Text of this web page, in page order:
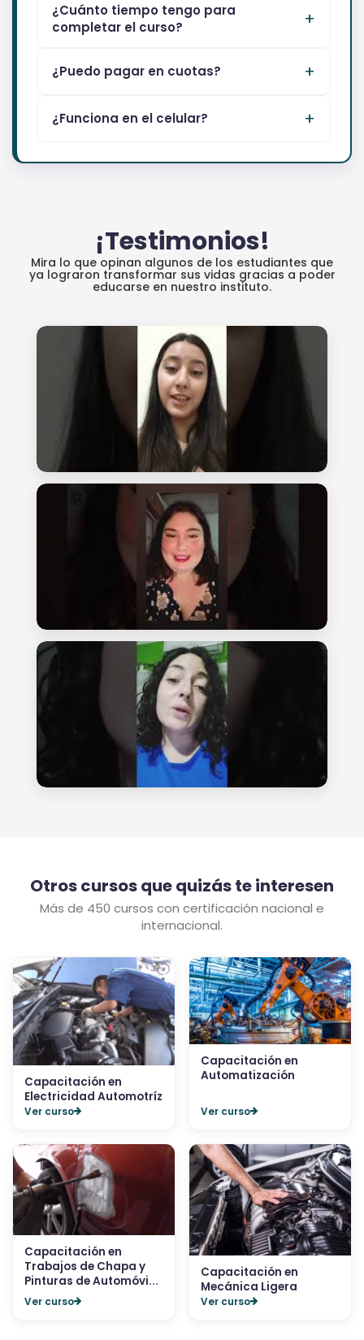
¿Cuánto tiempo tengo para
completar el curso?
¿Puedo pagar en cuotas?
¿Funciona en el celular?
¡Testimonios!
Mira lo que opinan algunos de los estudiantes que
ya lograron transformar sus vidas gracias a poder
educarse en nuestro instituto.
Otros cursos que quizás te interesen
Más de 450 cursos con certificación nacional e
internacional.
Capacitación en
Electricidad Automotríz
Ver curso
Capacitación en
Automatización
Ver curso
Capacitación en
Trabajos de Chapa y
Pinturas de Automóvi...
Ver curso
Capacitación en
Mecánica Ligera
Ver curso